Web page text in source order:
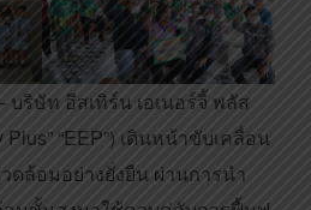
ริษัท อีสเทิร์น เอเนอร์จี้ พลัส
Plus” “EEP”) เดินหน้าขับเคลื่อน
ดล้อมอย่างยั่งยืน ผ่านการนำ